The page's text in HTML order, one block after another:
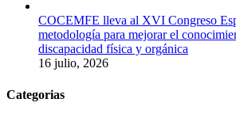
COCEMFE lleva al XVI Congreso
metodología para mejorar el
discapacidad física y orgánica
16 julio, 2026
Categorias